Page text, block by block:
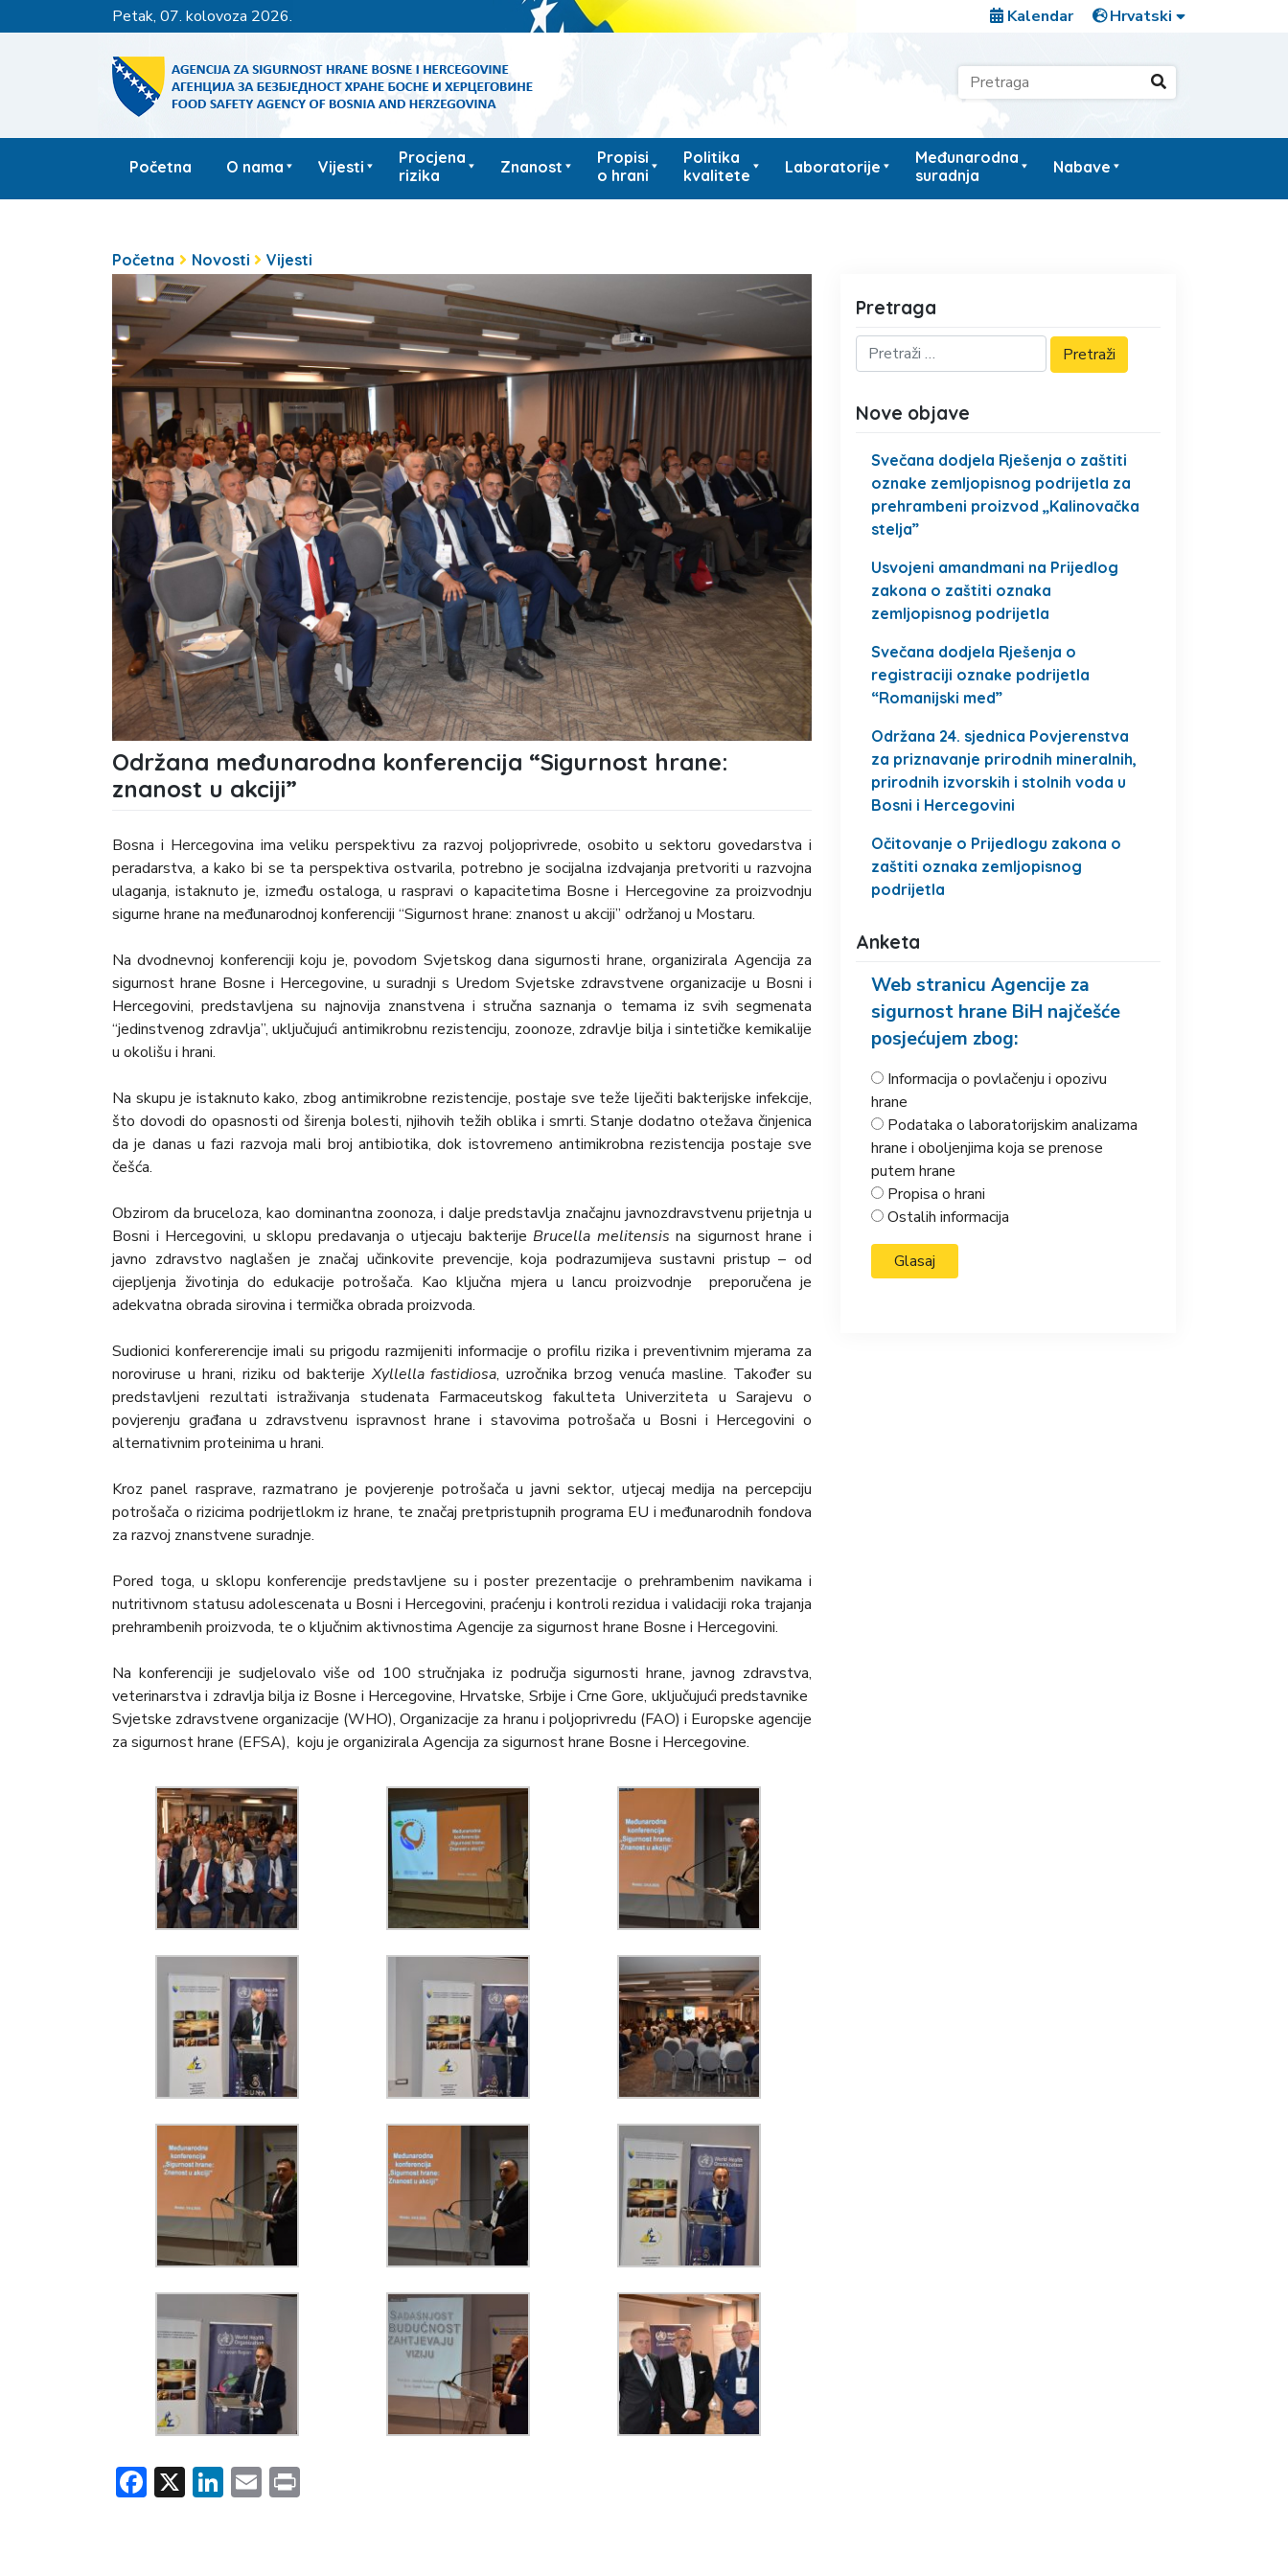
petak, 07. kolovoza 2026. Kalendar
Početna O nama Vijesti
Procjena
rizika
Znanost
Propisi
o hrani
Politika
kvalitete
Laboratorije
Međunarodna
suradnja
Nabave
Početna Novosti Vijesti
Održana međunarodna konferencija “Sigurnost hrane:
znanost u akciji”
Bosna i Hercegovina ima veliku perspektivu za razvoj poljoprivrede, osobito u sektoru govedarstva i
peradarstva, a kako bi se ta perspektiva ostvarila, potrebno je socijalna izdvajanja pretvoriti u razvojna
ulaganja, istaknuto je, između ostaloga, u raspravi o kapacitetima Bosne i Hercegovine za proizvodnju
sigurne hrane na međunarodnoj konferenciji “Sigurnost hrane: znanost u akciji” održanoj u Mostaru.
Na dvodnevnoj konferenciji koju je, povodom Svjetskog dana sigurnosti hrane, organizirala Agencija za
sigurnost hrane Bosne i Hercegovine, u suradnji s Uredom Svjetske zdravstvene organizacije u Bosni i
Hercegovini, predstavljena su najnovija znanstvena i stručna saznanja o temama iz svih segmenata
“jedinstvenog zdravlja”, uključujući antimikrobnu rezistenciju, zoonoze, zdravlje bilja i sintetičke kemikalije
u okolišu i hrani.
Na skupu je istaknuto kako, zbog antimikrobne rezistencije, postaje sve teže liječiti bakterijske infekcije,
što dovodi do opasnosti od širenja bolesti, njihovih težih oblika i smrti. Stanje dodatno otežava činjenica
da je danas u fazi razvoja mali broj antibiotika, dok istovremeno antimikrobna rezistencija postaje sve
češća.
Obzirom da bruceloza, kao dominantna zoonoza, i dalje predstavlja značajnu javnozdravstvenu prijetnja u
Bosni i Hercegovini, u sklopu predavanja o utjecaju bakterijeBrucella melitensis na sigurnost hrane i
javno zdravstvo naglašen je značaj učinkovite prevencije, koja podrazumijeva sustavni pristup – od
cijepljenja životinja do edukacije potrošača. Kao ključna mjera u lancu proizvodnje preporučena je
adekvatna obrada sirovina i termička obrada proizvoda.
Sudionici konfererencije imali su prigodu razmijeniti informacije o profilu rizika i preventivnim mjerama za
noroviruse u hrani, riziku od bakterijeXyllella fastidiosa, uzročnika brzog venuća masline. Također su
predstavljeni rezultati istraživanja studenata Farmaceutskog fakulteta Univerziteta u Sarajevu o
povjerenju građana u zdravstvenu ispravnost hrane i stavovima potrošača u Bosni i Hercegovini o
alternativnim proteinima u hrani.
Kroz panel rasprave, razmatrano je povjerenje potrošača u javni sektor, utjecaj medija na percepciju
potrošača o rizicima podrijetlokm iz hrane, te značaj pretpristupnih programa EU i međunarodnih fondova
za razvoj znanstvene suradnje.
Pored toga, u sklopu konferencije predstavljene su i poster prezentacije o prehrambenim navikama i
nutritivnom statusu adolescenata u Bosni i Hercegovini, praćenju i kontroli rezidua i validaciji roka trajanja
prehrambenih proizvoda, te o ključnim aktivnostima Agencije za sigurnost hrane Bosne i Hercegovini.
Na konferenciji je sudjelovalo više od 100 stručnjaka iz područja sigurnosti hrane, javnog zdravstva,
veterinarstva i zdravlja bilja iz Bosne i Hercegovine, Hrvatske, Srbije i Crne Gore, uključujući predstavnike
Svjetske zdravstvene organizacije (WHO), Organizacije za hranu i poljoprivredu (FAO) i Europske agencije
za sigurnost hrane (EFSA), koju je organizirala Agencija za sigurnost hrane Bosne i Hercegovine.
Facebook
X LinkedIn
Email
Pretraga
Nove objave
Svečana dodjela Rješenja o zaštiti
oznake zemljopisnog podrijetla za
prehrambeni proizvod „Kalinovačka
stelja”
Usvojeni amandmani na Prijedlog
zakona o zaštiti oznaka
zemljopisnog podrijetla
Svečana dodjela Rješenja o
registraciji oznake podrijetla
“Romanijski med”
Održana 24. sjednica Povjerenstva
za priznavanje prirodnih mineralnih,
prirodnih izvorskih i stolnih voda u
Bosni i Hercegovini
Očitovanje o Prijedlogu zakona o
zaštiti oznaka zemljopisnog
podrijetla
Anketa
Web stranicu Agencije za
sigurnost hrane BiH najčešće
posjećujem zbog:
Informacija o povlačenju i opozivu
hrane
Podataka o laboratorijskim analizama
hrane i oboljenjima koja se prenose
putem hrane
Propisa o hrani
Ostalih informacija